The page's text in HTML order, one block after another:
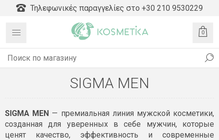
Τηλεφωνικές παραγγελίες στο +30 210 9530229
0
SIGMA MEN
SIGMA MEN — премиальная линия мужской косметики,
созданная для уверенных в себе мужчин, которые
ценят качество, эффективность и современные